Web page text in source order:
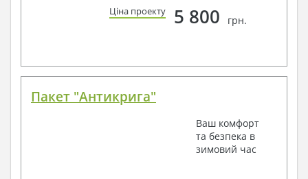
Ціна проекту 5 800 грн.
Пакет "Антикрига"
Ваш комфорт
та безпека в
зимовий час